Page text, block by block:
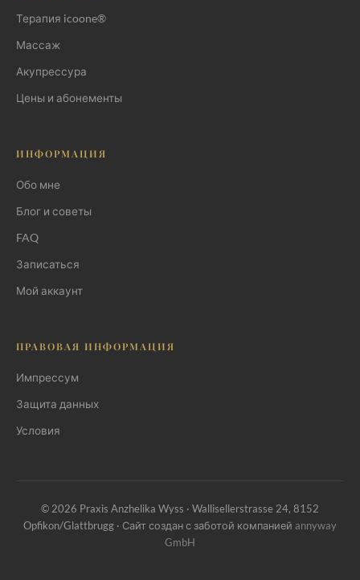
Терапия icoone®
Массаж
Акупрессура
Цены и абонементы
ИНФОРМАЦИЯ
Обо мне
Блог и советы
FAQ
Записаться
Мой аккаунт
ПРАВОВАЯ ИНФОРМАЦИЯ
Импрессум
Защита данных
Условия
© 2026 Praxis Anzhelika Wyss · Wallisellerstrasse 24, 8152
Opfikon/Glattbrugg · Сайт создан с заботой компанией annyway
GmbH